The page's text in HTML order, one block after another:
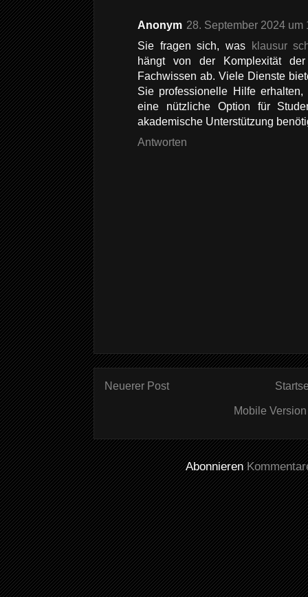
Anonym 28. September 2024 um
Sie fragen sich, was klausur
hängt von der Komplexität
Fachwissen ab. Viele Dienste
Sie professionelle Hilfe
eine nützliche Option für
akademische Unterstützung
Antworten
Neuerer Post
Mobile
Abonnieren